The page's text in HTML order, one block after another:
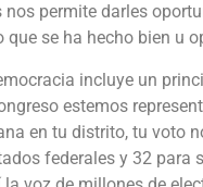
permite darles
que se ha hecho bien u
incluye un
estemos
en tu distrito, tu voto
federales y 32 para